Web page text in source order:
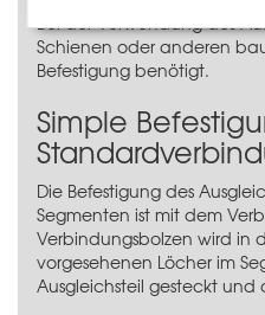
Bei der Verwendung des
Schienen oder anderen
Befestigung benötigt.
Simple
Die Befestigung des
Segmenten ist mit dem
Verbindungsbolzen wird in
vorgesehenen Löcher im
Ausgleichsteil gesteckt und